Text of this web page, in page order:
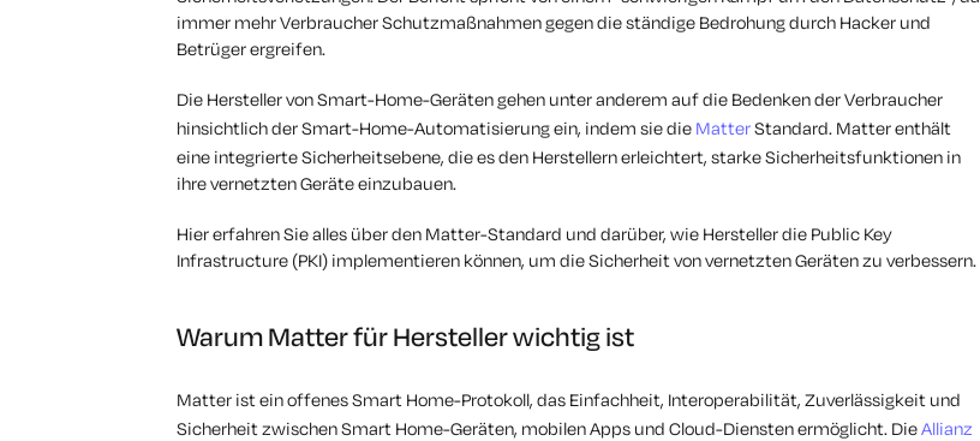
immer mehrVerbraucher Schutzmaßnahmen gegen die ständige Bedrohung durch Hacker und
Betrüger ergreifen.
Die Hersteller von Smart-Home-Geräten gehen unter anderem auf die Bedenken der Verbraucher
hinsichtlich der Smart-Home-Automatisierung ein, indem sie die MatterStandard. Matter enthält
eine integrierte Sicherheitsebene, die es den Herstellern erleichtert, starke Sicherheitsfunktionen in
ihre vernetzten Geräte einzubauen.
Hier erfahren Sie alles über den Matter-Standard und darüber, wie Hersteller die Public Key
Infrastructure (PKI) implementieren können, um die Sicherheit von vernetzten Geräten zu verbessern.
Warum Matter für Hersteller wichtig ist
Matter ist ein offenes Smart Home-Protokoll, das Einfachheit, Interoperabilität, Zuverlässigkeit und
Sicherheit zwischen Smart Home-Geräten, mobilen Apps und Cloud-Diensten ermöglicht. DieAllianz